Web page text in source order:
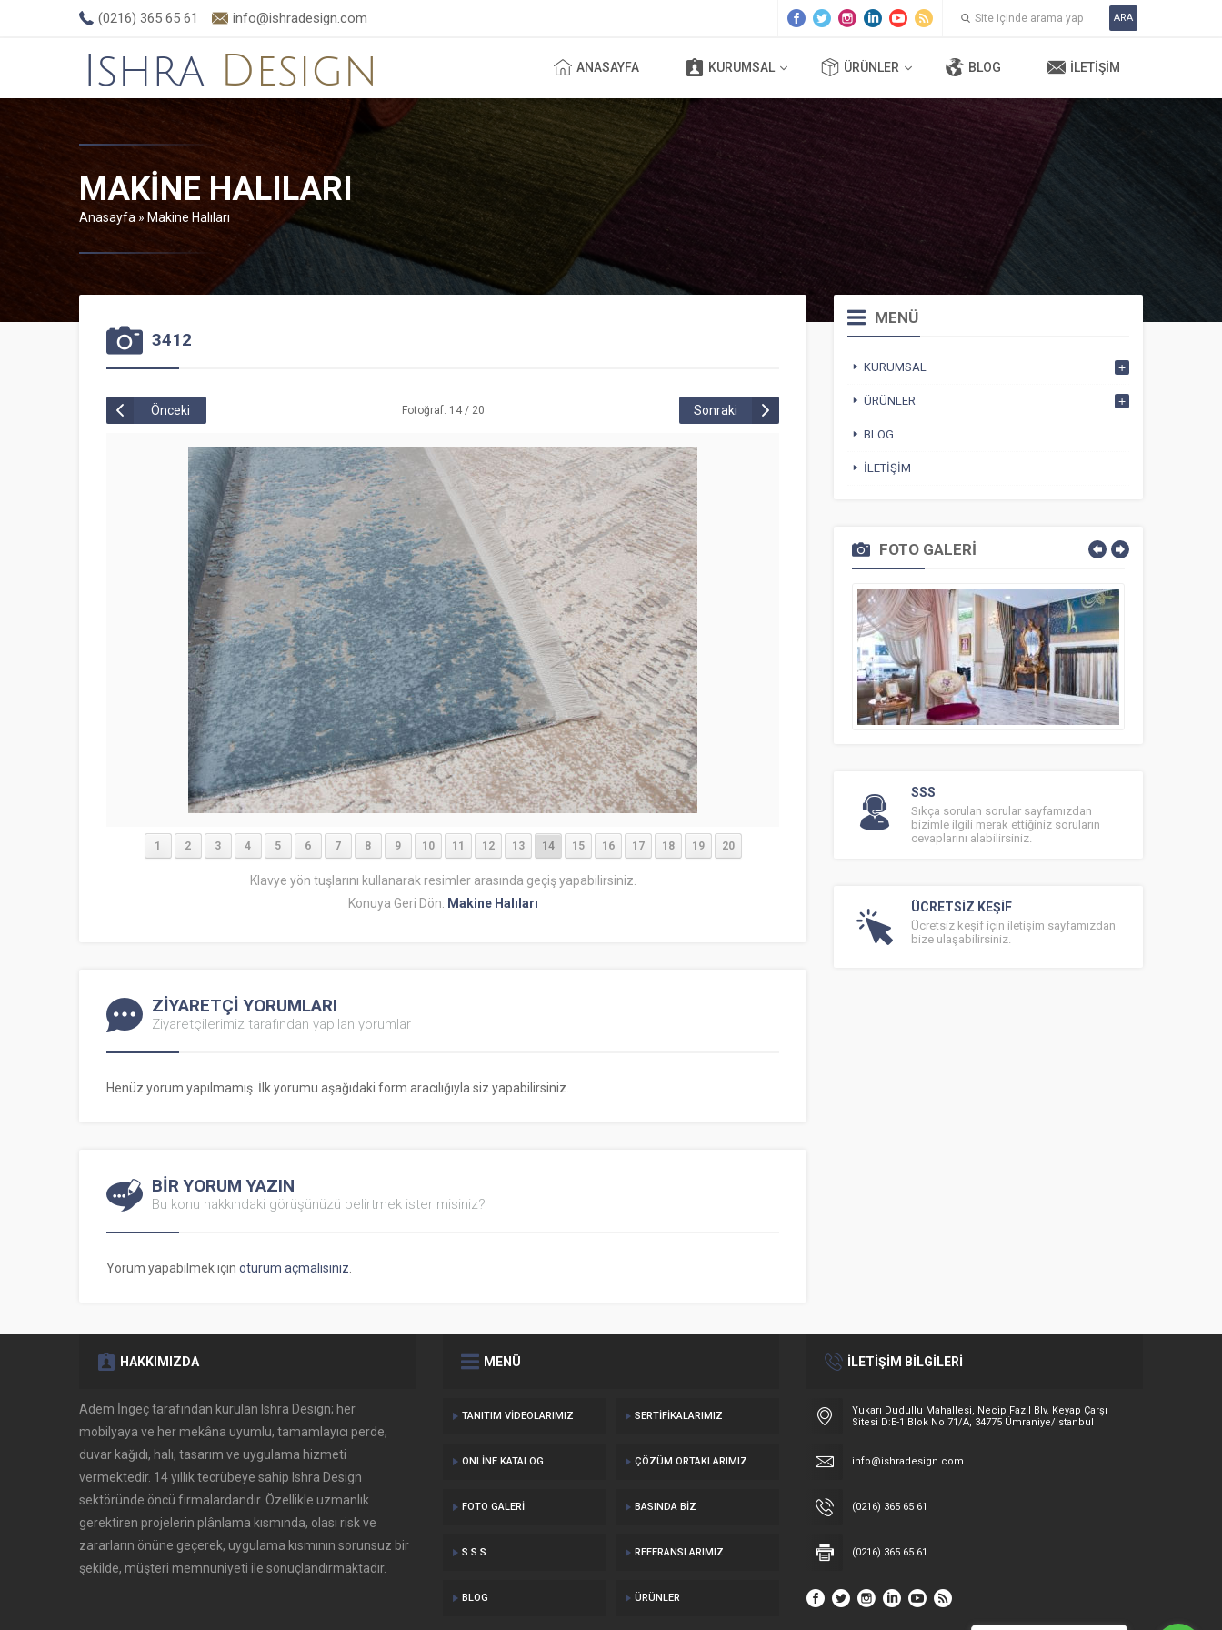
(0216) 365 65 61 info@ishradesign.com ARA
ANASAYFA KURUMSAL ÜRÜNLER BLOG İLETIŞIM
MAKINE HALILARI
Anasayfa » Makine Halıları
3412
Önceki Fotoğraf: 14 / 20 Sonraki
1 2 3 4 5 6 7 8 9 10 11 12 13 14 15 16 17 18 19 20
Klavye yön tuşlarını kullanarak resimler arasında geçiş yapabilirsiniz.
Konuya Geri Dön: Makine Halıları
ZİYARETÇİ YORUMLARI
Ziyaretçilerimiz tarafından yapılan yorumlar
Henüz yorum yapılmamış. İlk yorumu aşağıdaki form aracılığıyla siz yapabilirsiniz.
BİR YORUM YAZIN
Bu konu hakkındaki görüşünüzü belirtmek ister misiniz?
Yorum yapabilmek için oturum açmalısınız
MENÜ
KURUMSAL
ÜRÜNLER
BLOG
İLETIŞIM
FOTO GALERİ
SSS
Sıkça sorulan sorular sayfamızdan
bizimle ilgili merak ettiğiniz soruların
cevaplarını alabilirsiniz.
ÜCRETSİZ KEŞİF
Ücretsiz keşif için iletişim sayfamızdan
bize ulaşabilirsiniz.
HAKKIMIZDA
Adem İngeç tarafından kurulan Ishra Design; her
mobilyaya ve her mekâna uyumlu, tamamlayıcı perde,
duvar kağıdı, halı, tasarım ve uygulama hizmeti
vermektedir. 14 yıllık tecrübeye sahip Ishra Design
sektöründe öncü firmalardandır. Özellikle uzmanlık
gerektiren projelerin plânlama kısmında, olası risk ve
zararların önüne geçerek, uygulama kısmının sorunsuz bir
şekilde, müşteri memnuniyeti ile sonuçlandırmaktadır.
MENÜ
TANITIM VIDEOLARIMIZ SERTIFIKALARIMIZ
ONLINE KATALOG ÇÖZÜM ORTAKLARIMIZ
FOTO GALERI BASINDA BIZ
S.S.S. REFERANSLARIMIZ
BLOG ÜRÜNLER
İLETİŞİM BİLGİLERİ
Yukarı Dudullu Mahallesi, Necip Fazıl Blv. Keyap Çarşı
Sitesi D:E-1 Blok No 71/A, 34775 Ümraniye/İstanbul
info@ishradesign.com
(0216) 365 65 61
(0216) 365 65 61